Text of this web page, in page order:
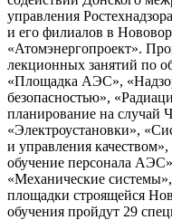
управления
и его филиалов в
«Атомэнергопроект».
лекционных занятий по
«Площадка АЭС»,
безопасностью»,
планирование на
«Электроустановки»,
и управления
обучение персонала
«Механические
площадки строящейся
обучения пройдут 29